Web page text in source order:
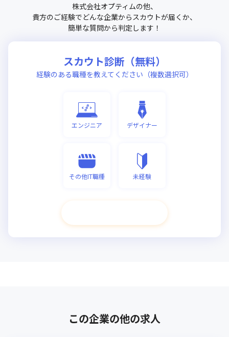
株式会社オプティムの他、
貴方のご経験でどんな企業からスカウトが届くか、
簡単な質問から判定します！
スカウト診断（無料）
経験のある職種を教えてください（複数選択可）
エンジニア デザイナー
その他IT職種 未経験
この企業の他の求人